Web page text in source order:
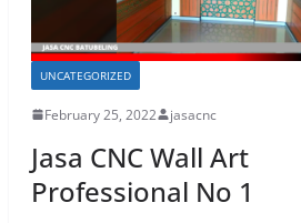
UNCATEGORIZED
February 25, 2022 jasacnc
Jasa CNC Wall Art
Professional No 1